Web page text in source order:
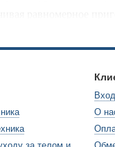
управление
вашего
О